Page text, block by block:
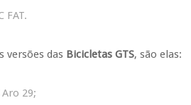
FAT.
versões das Bicicletas GTS, são elas:
29;